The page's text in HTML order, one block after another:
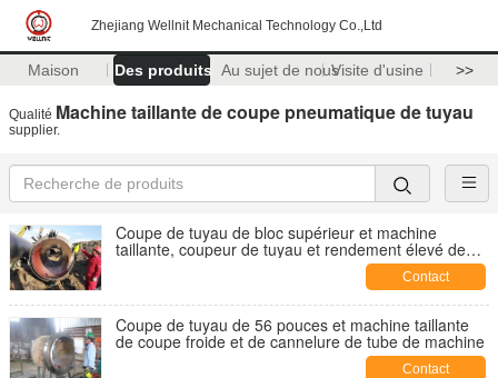
Zhejiang Wellnit Mechanical Technology Co.,Ltd
Maison Des produits Au sujet de nousVisite d'usine >>
Qualité Machine taillante de coupe pneumatique de tuyau
supplier.
Coupe de tuyau de bloc supérieur et machine
taillante, coupeur de tuyau et rendement élevé de
Contact
Coupe de tuyau de 56 pouces et machine taillante
de coupe froide et de cannelure de tube de machine
Contact